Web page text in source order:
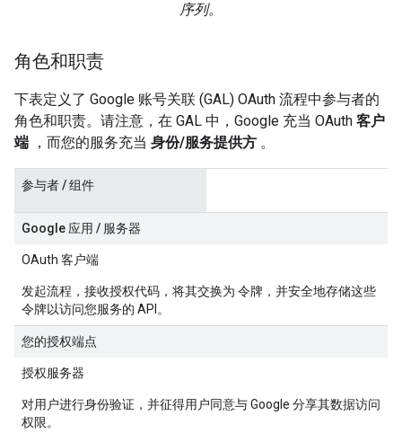
序列。
角色和职责
下表定义了 Google 账号关联 (GAL) OAuth 流程中参与者的
角色和职责。请注意，在 GAL 中，Google 充当 OAuth 客户
端 ，而您的服务充当 身份/服务提供方 。
参与者 / 组件
Google 应用 / 服务器
OAuth 客户端
发起流程，接收授权代码，将其交换为 令牌，并安全地存储这些
令牌以访问您服务的 API。
您的授权端点
授权服务器
对用户进行身份验证，并征得用户同意与 Google 分享其数据访问
权限。